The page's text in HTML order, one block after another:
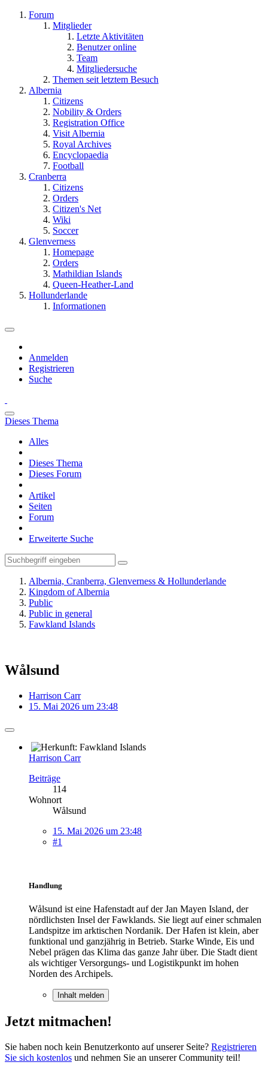
Forum
Mitglieder
Letzte Aktivitäten
Benutzer online
Team
Mitgliedersuche
Themen seit letztem Besuch
Albernia
Citizens
Nobility & Orders
Registration Office
Visit Albernia
Royal Archives
Encyclopaedia
Football
Cranberra
Citizens
Orders
Citizen's Net
Wiki
Soccer
Glenverness
Homepage
Orders
Mathildian Islands
Queen-Heather-Land
Hollunderlande
Informationen
Anmelden
Registrieren
Suche
Dieses Thema
Alles
Dieses Thema
Dieses Forum
Artikel
Seiten
Forum
Erweiterte Suche
Albernia, Cranberra, Glenverness & Hollunderlande
Kingdom of Albernia
Public
Public in general
Fawkland Islands
Wålsund
Harrison Carr
15. Mai 2026 um 23:48
Harrison Carr
Beiträge
114
Wohnort
Wålsund
15. Mai 2026 um 23:48
#1
Handlung
Wålsund ist eine Hafenstadt auf der Jan Mayen Island, der
nördlichsten Insel der Fawklands. Sie liegt auf einer schmalen
Landspitze im arktischen Nordanik. Der Hafen ist klein, aber
funktional und ganzjährig in Betrieb. Starke Winde, Eis und
Nebel prägen das Klima das ganze Jahr über. Die Stadt dient
als wichtiger Versorgungs- und Logistikpunkt im hohen
Norden des Archipels.
Inhalt melden
Jetzt mitmachen!
Sie haben noch kein Benutzerkonto auf unserer Seite? Registrieren
Sie sich kostenlos und nehmen Sie an unserer Community teil!